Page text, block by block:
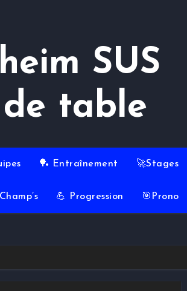
SUS
de table
🏓 Entraînement 🚀Stages
💪 Progression 🎯Prono